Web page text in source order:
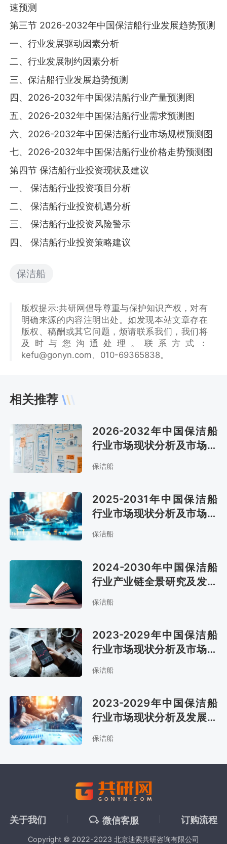
速预测
第三节 2026-2032年中国保洁船行业发展趋势预测
一、行业发展驱动因素分析
二、行业发展制约因素分析
三、保洁船行业发展趋势预测
四、2026-2032年中国保洁船行业产量预测图
五、2026-2032年中国保洁船行业需求预测图
六、2026-2032年中国保洁船行业市场规模预测图
七、2026-2032年中国保洁船行业价格走势预测图
第四节 保洁船行业投资现状及建议
一、 保洁船行业投资项目分析
二、 保洁船行业投资机遇分析
三、 保洁船行业投资风险警示
四、 保洁船行业投资策略建议
保洁船
版权提示:共研网倡导尊重与保护知识产权，对有
明确来源的内容注明出处。如发现本站文章存在
版权、稿酬或其它问题，烦请联系我们，我们将
及时与您沟通处理。联系方式：
kefu@gonyn.com、010-69365838。
相关推荐
2026-2032年中国保洁船
行业市场现状分析及市场趋
保洁船
2025-2031年中国保洁船
行业市场现状分析及市场前
景评估报告
保洁船
2024-2030年中国保洁船
行业产业链全景研究及发展
战略咨询报告
保洁船
2023-2029年中国保洁船
行业市场现状分析及市场前
景评估报告
保洁船
2023-2029年中国保洁船
行业市场现状分析及发展战
略咨询报告
保洁船
关于我们 微信客服 订购流程
Copyright © 2022-2023 北京迪索共研咨询有限公司